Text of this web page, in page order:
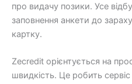
про видачу позики. Усе
заповнення анкети до
картку.
Zecredit орієнтується на
швидкість. Це робить